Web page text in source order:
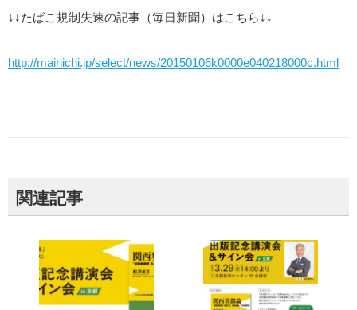
↓↓たばこ規制失速の記事（毎日新聞）はこちら↓↓
http://mainichi.jp/select/news/20150106k0000e040218000c.html
関連記事